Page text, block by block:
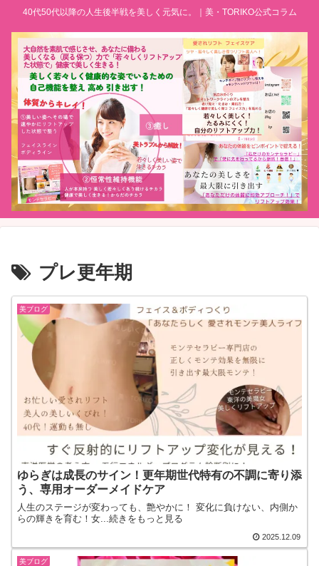
40代50代以降の人生後半戦を美しく元気に。｜美・TORIKO公式コラム
プレ更年期
美ブログ
ゆらぎは成長のサイン！更年期世代特有の不調に寄り添
う、専用オーダーメイドケア
人生のステージが変わっても、艶やかに！ 変化に負けない、内側か
らの輝きを育む！女...続きをもっと見る
2025.12.09
美ブログ